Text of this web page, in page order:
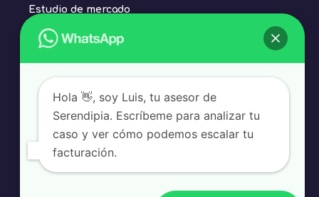
Estudio de mercado
Tienda en línea
Contacto
0998772196
Hola 👋, soy Luis, tu asesor de
Serendipia. Escríbeme para analizar tu
caso y ver cómo podemos escalar tu
facturación.